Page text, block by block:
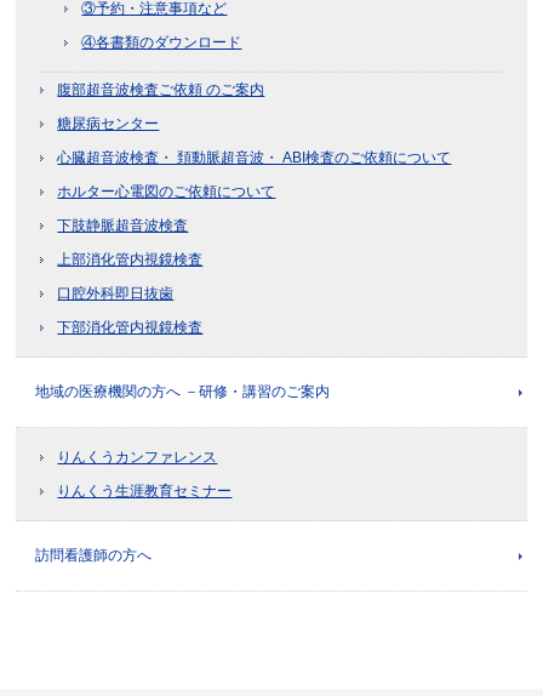
③予約・注意事項など
④各書類のダウンロード
腹部超音波検査ご依頼 のご案内
糖尿病センター
心臓超音波検査・ 頚動脈超音波・ ABI検査のご依頼について
ホルター心電図のご依頼について
下肢静脈超音波検査
上部消化管内視鏡検査
口腔外科即日抜歯
下部消化管内視鏡検査
地域の医療機関の方へ －研修・講習のご案内
りんくうカンファレンス
りんくう生涯教育セミナー
訪問看護師の方へ